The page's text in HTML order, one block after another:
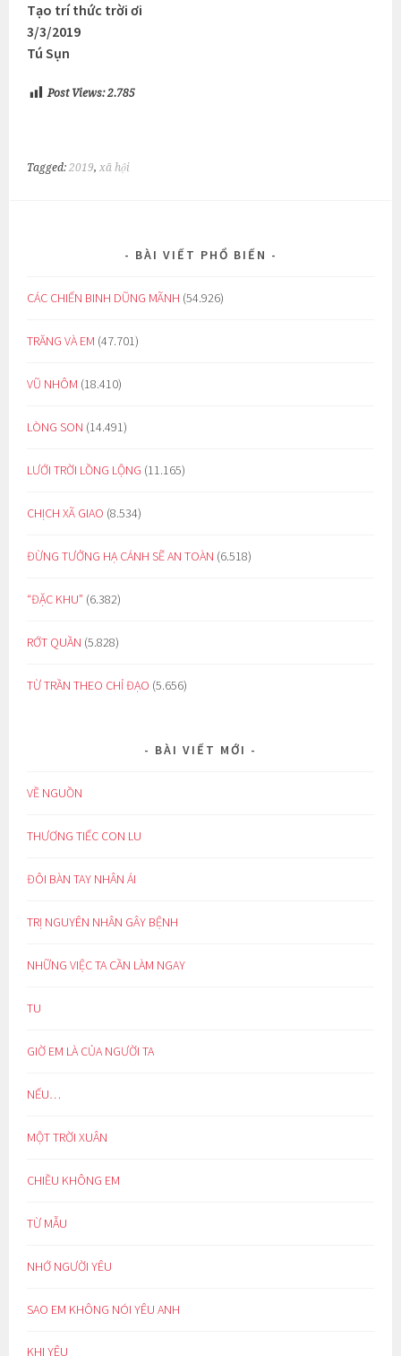
Tạo trí thức trời ơi
3/3/2019
Tú Sụn
Post Views: 2.785
Tagged:2019,xã hội
BÀI VIẾT PHỔ BIẾN
CÁC CHIẾN BINH DŨNG MÃNH (54.926)
TRĂNG VÀ EM (47.701)
VŨ NHÔM (18.410)
LÒNG SON (14.491)
LƯỚI TRỜI LỒNG LỘNG (11.165)
CHỊCH XÃ GIAO (8.534)
ĐỪNG TƯỞNG HẠ CÁNH SẼ AN TOÀN (6.518)
“ĐẶC KHU” (6.382)
RỚT QUẦN (5.828)
TỪ TRẦN THEO CHỈ ĐẠO (5.656)
BÀI VIẾT MỚI
VỀ NGUỒN
THƯƠNG TIẾC CON LU
ĐÔI BÀN TAY NHÂN ÁI
TRỊ NGUYÊN NHÂN GÂY BỆNH
NHỮNG VIỆC TA CẦN LÀM NGAY
TU
GIỜ EM LÀ CỦA NGƯỜI TA
NẾU…
MỘT TRỜI XUÂN
CHIỀU KHÔNG EM
TỪ MẪU
NHỚ NGƯỜI YÊU
SAO EM KHÔNG NÓI YÊU ANH
KHI YÊU